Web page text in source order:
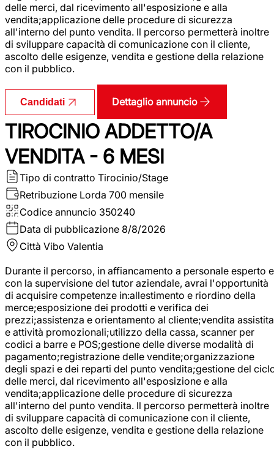
delle merci, dal ricevimento all'esposizione e alla
vendita;applicazione delle procedure di sicurezza
all'interno del punto vendita. Il percorso permetterà inoltre
di sviluppare capacità di comunicazione con il cliente,
ascolto delle esigenze, vendita e gestione della relazione
con il pubblico.
Candidati Dettaglio annuncio
TIROCINIO ADDETTO/A
VENDITA - 6 MESI
Tipo di contratto Tirocinio/Stage
Retribuzione Lorda 700 mensile
Codice annuncio 350240
Data di pubblicazione 8/8/2026
Città Vibo Valentia
Durante il percorso, in affiancamento a personale esperto e
con la supervisione del tutor aziendale, avrai l'opportunità
di acquisire competenze in:allestimento e riordino della
merce;esposizione dei prodotti e verifica dei
prezzi;assistenza e orientamento al cliente;vendita assistita
e attività promozionali;utilizzo della cassa, scanner per
codici a barre e POS;gestione delle diverse modalità di
pagamento;registrazione delle vendite;organizzazione
degli spazi e dei reparti del punto vendita;gestione del
delle merci, dal ricevimento all'esposizione e alla
vendita;applicazione delle procedure di sicurezza
all'interno del punto vendita. Il percorso permetterà inoltre
di sviluppare capacità di comunicazione con il cliente,
ascolto delle esigenze, vendita e gestione della relazione
con il pubblico.